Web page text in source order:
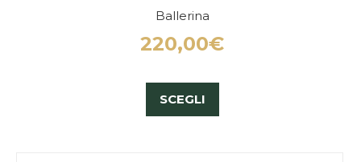
Ballerina
220,00€
SCEGLI